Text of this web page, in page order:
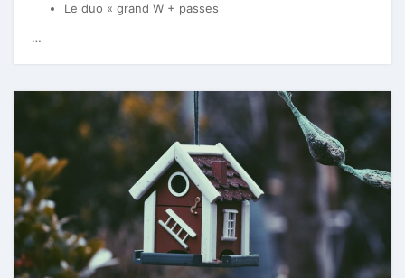
Le duo « grand W + passes
…